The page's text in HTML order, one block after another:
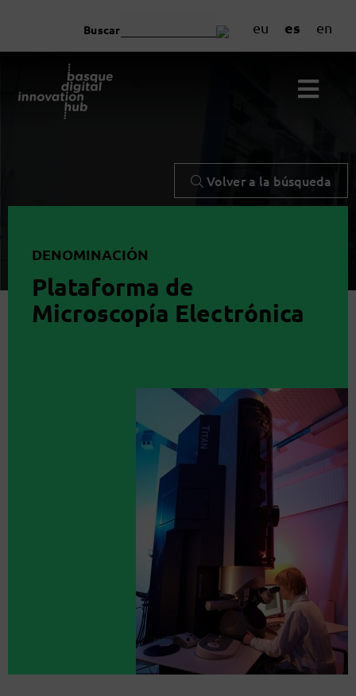
eu es en
Buscar
Volver a la búsqueda
DENOMINACIÓN
Plataforma de
Microscopía Electrónica